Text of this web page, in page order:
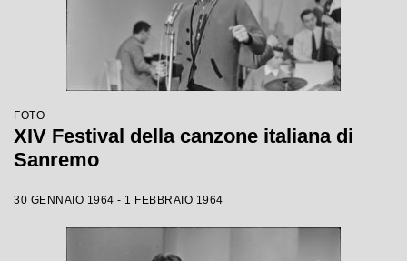
FOTO
XIV Festival della canzone italiana di
Sanremo
30 GENNAIO 1964 - 1 FEBBRAIO 1964